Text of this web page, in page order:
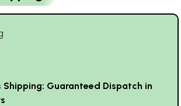
Shipping: Guaranteed Dispatch in